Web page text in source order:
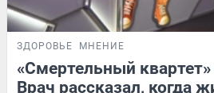
ЗДОРОВЬЕ МНЕНИЕ
«Смертельный
Врач рассказал, когда